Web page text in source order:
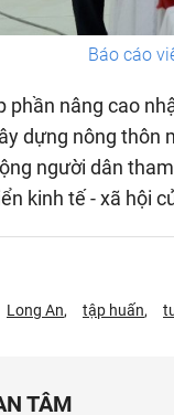
Báo cáo
phần nâng cao
dựng nông thôn
người dân
kinh tế - xã hội
Long An tập huấn
TÂM